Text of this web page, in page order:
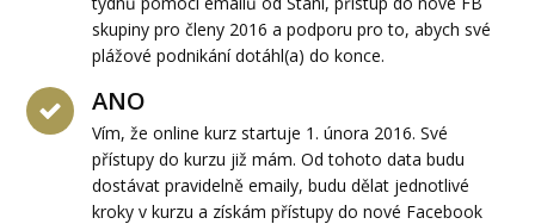
skupiny pro členy 2016 a podporu pro to, abych své
plážové podnikání dotáhl(a) do konce.
ANO
Vím, že online kurz startuje 1. února 2016. Své
přístupy do kurzu již mám. Od tohoto data budu
dostávat pravidelně emaily, budu dělat jednotlivé
kroky v kurzu a získám přístupy do nové Facebook